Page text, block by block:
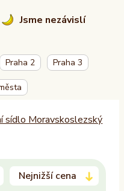
Jsme nezávislí
Praha 2 Praha 3
sídlo Moravskoslezský
Nejnižší cena